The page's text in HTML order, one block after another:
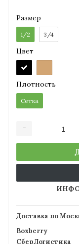
Размер
1/2 3/4
Цвет
Плотность
Сетка
-
Доставка по
Boxberry
СберЛогистика